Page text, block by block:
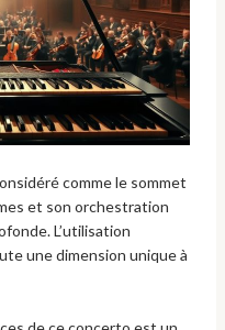
comme le sommet
et son orchestration
L’utilisation
une dimension unique à